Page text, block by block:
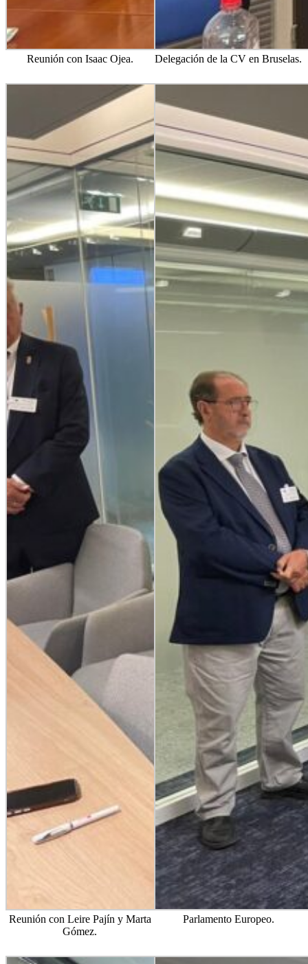
Reunión con Isaac Ojea. Delegación de la CV en Bruselas.
Reunión con Leire Pajín y Marta
Gómez.
Parlamento Europeo.